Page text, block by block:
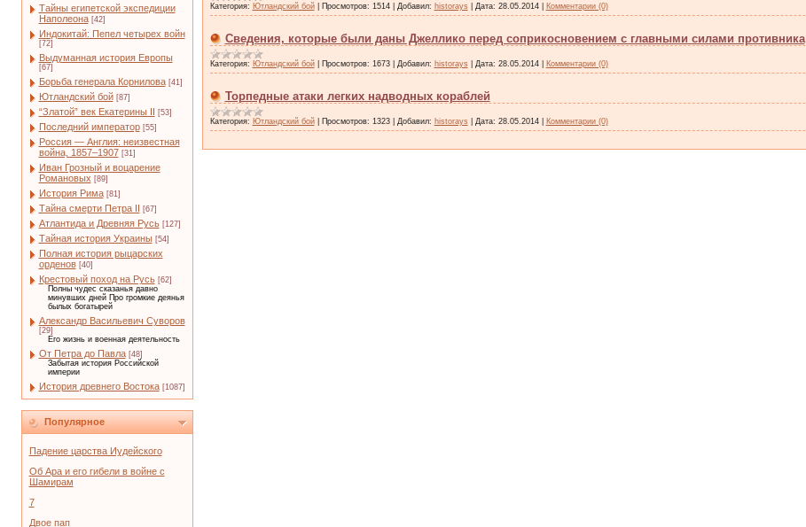
Тайны египетской экспедиции
Наполеона [42]
Индокитай: Пепел четырех войн
[72]
Выдуманная история Европы
[67]
Борьба генерала Корнилова [41]
Ютландский бой [87]
“Златой” век Екатерины II [53]
Последний император [55]
Россия — Англия: неизвестная
война, 1857–1907 [31]
Иван Грозный и воцарение
Романовых [89]
История Рима [81]
Тайна смерти Петра II [67]
Атлантида и Древняя Русь [127]
Тайная история Украины [54]
Полная история рыцарских
орденов [40]
Крестовый поход на Русь [62]
Полны чудес сказанья давно
минувших дней Про громкие деянья
былых богатырей
Александр Васильевич Суворов
[29]
Его жизнь и военная деятельность
От Петра до Павла [48]
Забытая история Российской
империи
История древнего Востока [1087]
Популярное
Падение царства Иудейского
Об Ара и его гибели в войне с
Шамирам
7
Двое пап
Категория: Ютландский бой Просмотров: 1514 Добавил: historays Дата: 28.05.2014 Комментарии (0)
Сведения, которые были даны Джеллико перед соприкосновением с главными силами противника
Категория: Ютландский бой Просмотров: 1673 Добавил: historays Дата: 28.05.2014 Комментарии (0)
Торпедные атаки легких надводных кораблей
Категория: Ютландский бой Просмотров: 1323 Добавил: historays Дата: 28.05.2014 Комментарии (0)